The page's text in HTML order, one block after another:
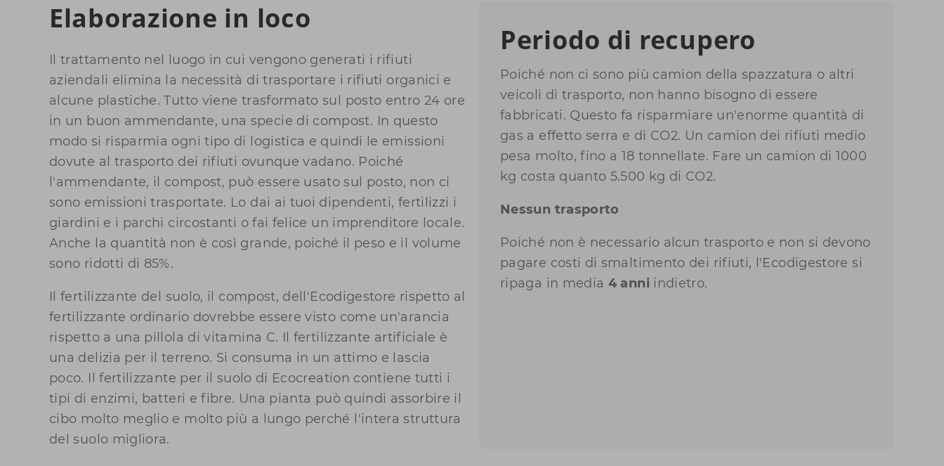
Elaborazione in loco
Il trattamento nel luogo in cui vengono generati i rifiuti
aziendali elimina la necessità di trasportare i rifiuti organici e
alcune plastiche. Tutto viene trasformato sul posto entro 24 ore
in un buon ammendante, una specie di compost. In questo
modo si risparmia ogni tipo di logistica e quindi le emissioni
dovute al trasporto dei rifiuti ovunque vadano. Poiché
l'ammendante, il compost, può essere usato sul posto, non ci
sono emissioni trasportate. Lo dai ai tuoi dipendenti, fertilizzi i
giardini e i parchi circostanti o fai felice un imprenditore locale.
Anche la quantità non è così grande, poiché il peso e il volume
sono ridotti di 85%.
Il fertilizzante del suolo, il compost, dell'Ecodigestore rispetto al
fertilizzante ordinario dovrebbe essere visto come un'arancia
rispetto a una pillola di vitamina C. Il fertilizzante artificiale è
una delizia per il terreno. Si consuma in un attimo e lascia
poco. Il fertilizzante per il suolo di Ecocreation contiene tutti i
tipi di enzimi, batteri e fibre. Una pianta può quindi assorbire il
cibo molto meglio e molto più a lungo perché l'intera struttura
del suolo migliora.
Periodo di recupero
Poiché non ci sono più camion della spazzatura o altri
veicoli di trasporto, non hanno bisogno di essere
fabbricati. Questo fa risparmiare un'enorme quantità di
gas a effetto serra e di CO2. Un camion dei rifiuti medio
pesa molto, fino a 18 tonnellate. Fare un camion di 1000
kg costa quanto 5.500 kg di CO2.
Nessun trasporto
Poiché non è necessario alcun trasporto e non si devono
pagare costi di smaltimento dei rifiuti, l'Ecodigestore si
ripaga in media 4 anniindietro.